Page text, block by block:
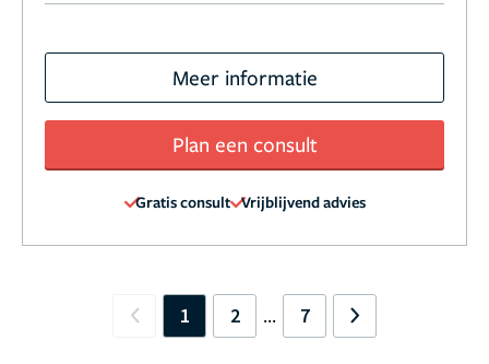
Meer informatie
Plan een consult
Gratis consult Vrijblijvend advies
Previous
1 2 ... 7 Next